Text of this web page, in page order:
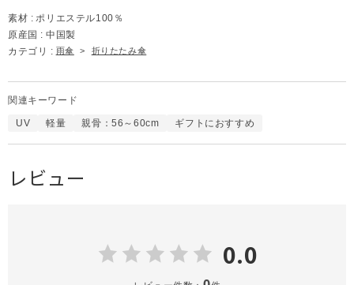
素材 : ポリエステル100％
原産国 : 中国製
カテゴリ : 雨傘 > 折りたたみ傘
関連キーワード
UV 軽量 親骨：56～60cm ギフトにおすすめ
レビュー
0.0